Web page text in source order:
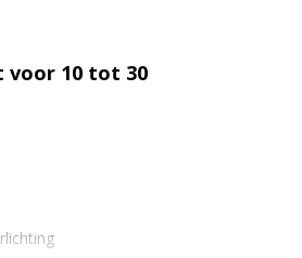
voor 10 tot 30